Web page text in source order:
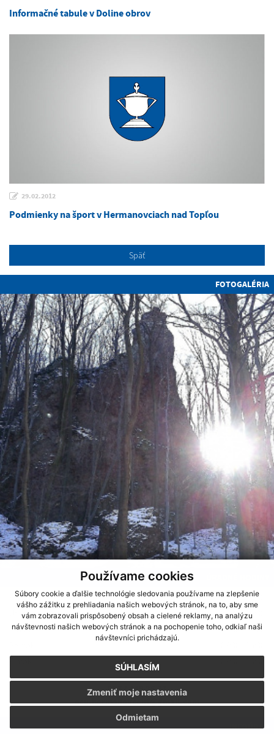
Používame cookies
Súbory cookie a ďalšie technológie sledovania používame na zlepšenie
vášho zážitku z prehliadania našich webových stránok, na to, aby sme
vám zobrazovali prispôsobený obsah a cielené reklamy, na analýzu
návštevnosti našich webových stránok a na pochopenie toho, odkiaľ naši
návštevníci prichádzajú.
SÚHLASÍM
Odmietam
Zmeniť moje nastavenia
Informačné tabule v Doline obrov
29.02.2012
Podmienky na šport v Hermanovciach nad Topľou
Späť
FOTOGALÉRIA
Pondelok
07:30 - 15:30
Utorok
07:30 - 15:30
Streda
07:30 - 17:00
057 / 449 26 37
ocu.hermanovcent@gmail.com
INFOÚRAD